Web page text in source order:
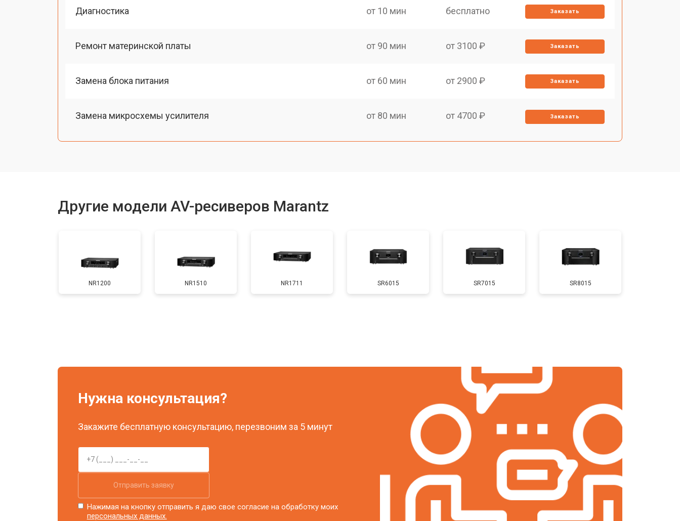
Диагностика от 10 мин бесплатно Заказать
Ремонт материнской платы от 90 мин от 3100 ₽ Заказать
Замена блока питания от 60 мин от 2900 ₽ Заказать
Замена микросхемы усилителя от 80 мин от 4700 ₽ Заказать
Другие модели AV-ресиверов Marantz
NR1200 NR1510 NR1711 SR6015 SR7015 SR8015
Нужна консультация?
Закажите бесплатную консультацию, перезвоним за 5 минут
Отправить заявку
Нажимая на кнопку отправить я даю свое согласие на обработку моих
персональных данных.